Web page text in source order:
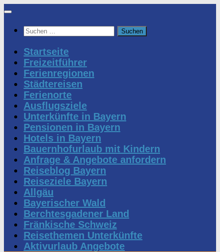
Zum
springenSuchen
Startseite
Freizeitführer
Ferienregionen
Städtereisen
Ferienorte
Ausflugsziele
Unterkünfte in Bayern
Pensionen in Bayern
Hotels in Bayern
Bauernhofurlaub mit Kindern
Anfrage & Angebote anfordern
Reiseblog Bayern
Reiseziele Bayern
Allgäu
Bayerischer Wald
Berchtesgadener Land
Fränkische Schweiz
Reisethemen Unterkünfte
Aktivurlaub Angebote